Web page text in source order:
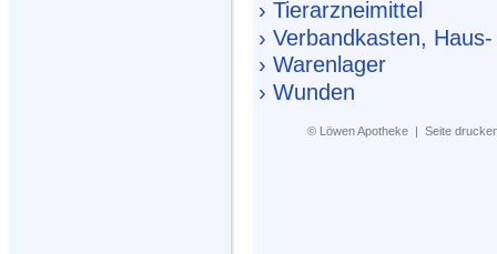
› Tierarzneimittel
› Verbandkasten,
› Warenlager
› Wunden
© Löwen Apotheke Seite